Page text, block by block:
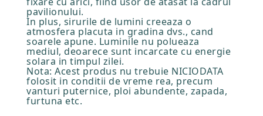
pavilionului.
In plus, sirurile de lumini creeaza o
atmosfera placuta in gradina dvs., cand
soarele apune. Luminile nu polueaza
mediul, deoarece sunt incarcate cu energie
solara in timpul zilei.
Nota: Acest produs nu trebuie NICIODATA
folosit in conditii de vreme rea, precum
vanturi puternice, ploi abundente, zapada,
furtuna etc.